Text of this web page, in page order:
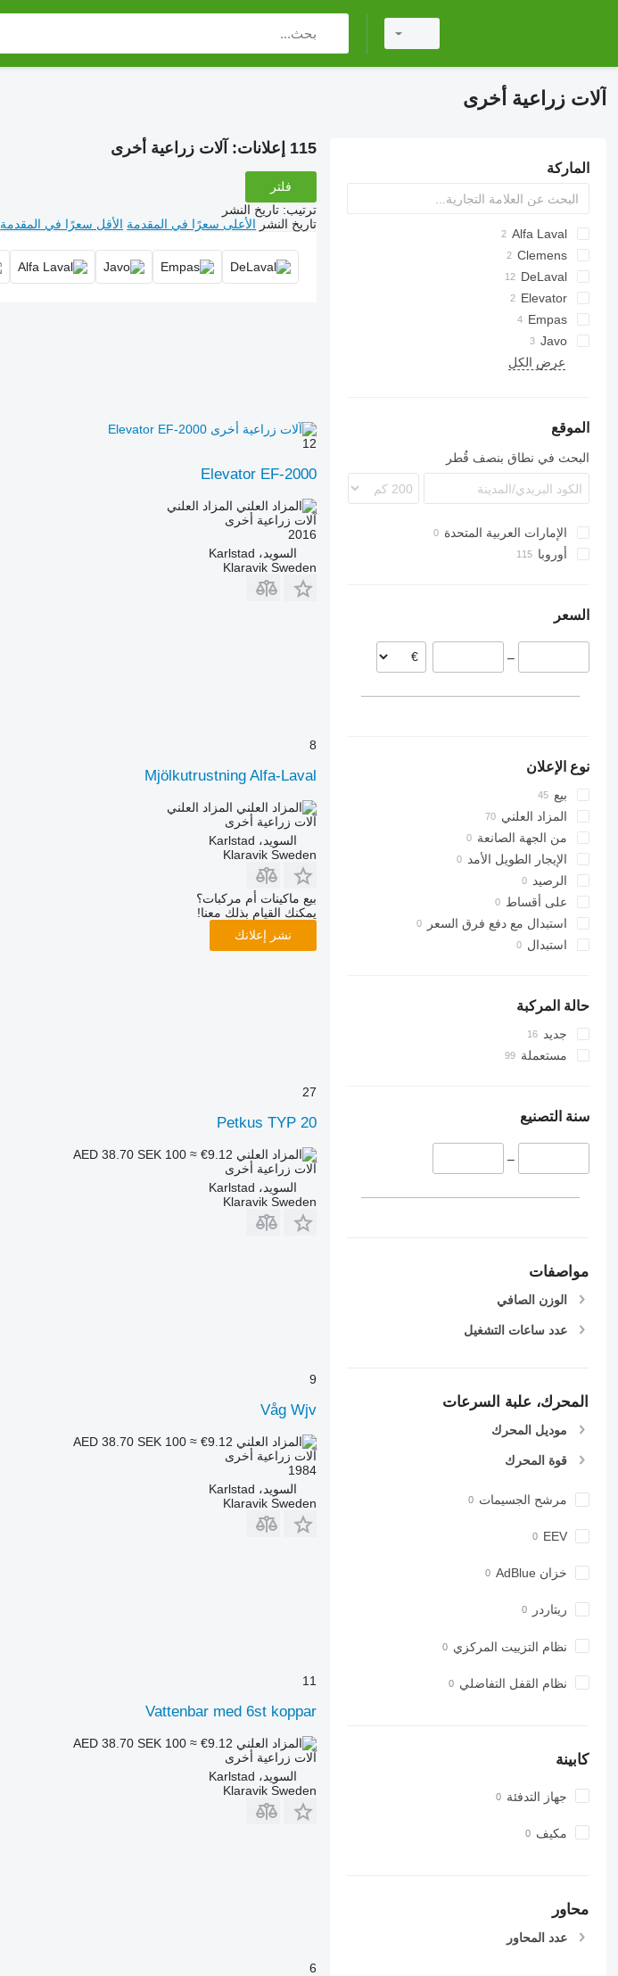
آلات زراعية أخرى
الماركة
Alfa Laval
Clemens
DeLaval
Elevator
Empas
Javo
عرض الكل
الموقع
البحث في نطاق بنصف قُطر
الإمارات العربية المتحدة
أوروبا
ألمانيا
بلجيكا
السعر
–
نوع الإعلان
بيع
المزاد العلني
من الجهة الصانعة
الإيجار الطويل الأمد
الرصيد
على أقساط
استبدال مع دفع فرق السعر
استبدال
حالة المركبة
جديد
مستعملة
سنة التصنيع
–
مواصفات
الوزن الصافي
عدد ساعات التشغيل
المحرك، علبة السرعات
موديل المحرك
قوة المحرك
مرشح الجسيمات
EEV
خزان AdBlue
ريتاردر
نظام التزييت المركزي
نظام القفل التفاضلي
كابينة
جهاز التدفئة
مكيف
محاور
عدد المحاور
115 إعلانات: آلات زراعية أخرى
فلتر
ترتيب: تاريخ النشر
تاريخ النشر الأعلى سعرًا في المقدمة الأقل سعرًا في المقدمة
12
Elevator EF-2000
المزاد العلني
آلات زراعية أخرى
2016
السويد، Karlstad
Klaravik Sweden
8
Mjölkutrustning Alfa-Laval
المزاد العلني
آلات زراعية أخرى
السويد، Karlstad
Klaravik Sweden
بيع ماكينات أم مركبات؟
يمكنك القيام بذلك معنا!
نشر إعلانك
27
Petkus TYP 20
SEK 100 ≈ €9.12
آلات زراعية أخرى
السويد، Karlstad
Klaravik Sweden
9
Våg Wjv
SEK 100 ≈ €9.12
آلات زراعية أخرى
1984
السويد، Karlstad
Klaravik Sweden
11
Vattenbar med 6st koppar
SEK 100 ≈ €9.12
آلات زراعية أخرى
السويد، Karlstad
Klaravik Sweden
6